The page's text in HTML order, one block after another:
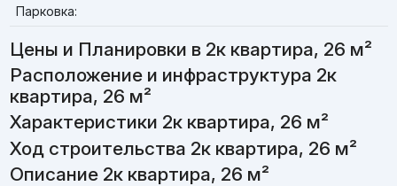
Парковка:
Цены и Планировки в 2к квартира, 26 м²
Расположение и инфраструктура 2к
квартира, 26 м²
Характеристики 2к квартира, 26 м²
Ход строительства 2к квартира, 26 м²
Описание 2к квартира, 26 м²